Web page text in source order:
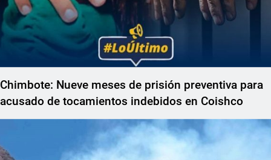
Chimbote: Nueve meses de prisión preventiva para
acusado de tocamientos indebidos en Coishco